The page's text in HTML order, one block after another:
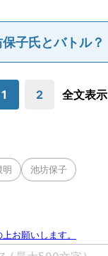
子氏とバトル？
1 2 全文表示
明 池坊保子